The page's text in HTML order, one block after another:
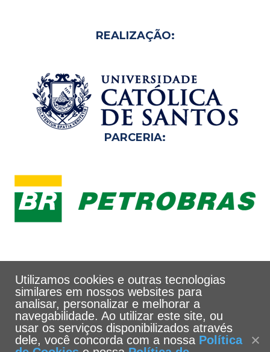
REALIZAÇÃO:
PARCERIA:
Utilizamos cookies e outras tecnologias
similares em nossos websites para
analisar, personalizar e melhorar a
navegabilidade. Ao utilizar este site, ou
usar os serviços disponibilizados através
dele, você concorda com a nossa Política